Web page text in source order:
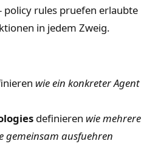
policy rules pruefen erlaubte
in jedem Zweig.
wie ein konkreter Agent
definieren wie mehrere
gemeinsam ausfuehren